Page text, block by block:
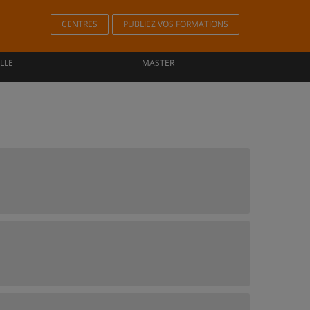
CENTRES PUBLIEZ VOS FORMATIONS
MASTER